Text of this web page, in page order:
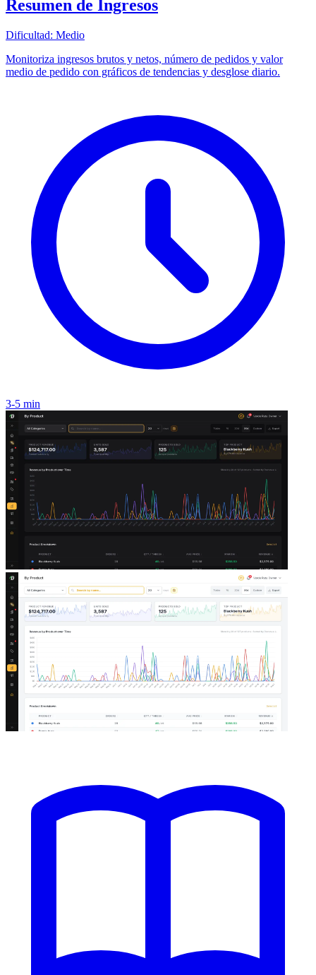
Resumen de Ingresos
Dificultad: Medio
Monitoriza ingresos brutos y netos, número de pedidos y valor
medio de pedido con gráficos de tendencias y desglose diario.
3-5 min